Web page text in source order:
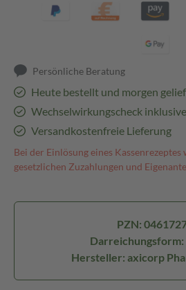
Persönliche Beratung
Heute bestellt und morgen
Wechselwirkungscheck inklusive
Versandkostenfreie Lieferung
Bei der Einlösung eines
gesetzlichen Zuzahlungen und
PZN:
Darreichungsform:
Hersteller: axicorp